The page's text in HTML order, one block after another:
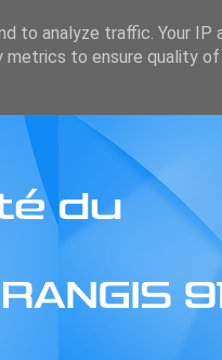
to analyze traffic. Your IP
to ensure quality